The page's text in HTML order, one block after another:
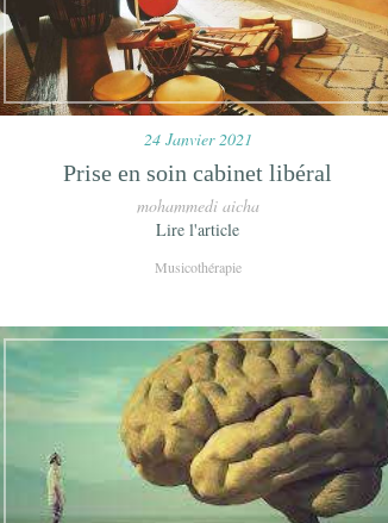
24 Janvier 2021
Prise en soin cabinet libéral
mohammedi aicha
Lire l'article
Musicothérapie